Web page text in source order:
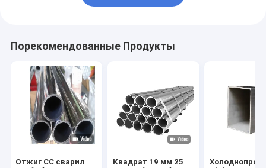
Порекомендованные Продукты
Отжиг СС сварил
Квадрат 19 мм 25